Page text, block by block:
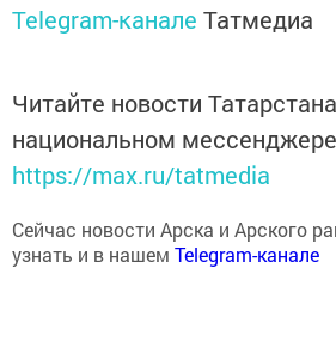
Telegram-канале Татмедиа
Читайте новости
национальном
https://max.ru/tatmedia
Сейчас новости Арска и Арского
узнать и в нашем Telegram-канале